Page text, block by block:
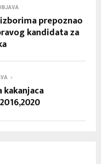
prepoznao
kandidata za
kakanjaca